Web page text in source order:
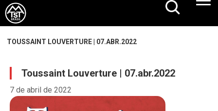
TOUSSAINT LOUVERTURE | 07.ABR.2022
Toussaint Louverture | 07.abr.2022
7 de abril de 2022